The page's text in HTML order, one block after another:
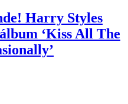
Harry Styles
‘Kiss All The